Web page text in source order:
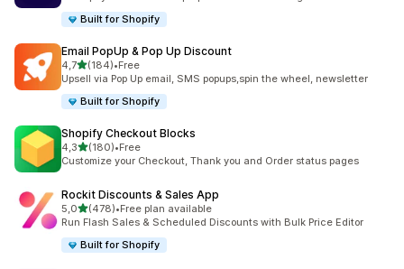
Built for Shopify
Email PopUp & Pop Up Discount
4,7de 5 estrelas
(184)
184 total de avaliações
•Free
Upsell via Pop Up email, SMS popups,spin the wheel, newsletter
Built for Shopify
Shopify Checkout Blocks
4,3de 5 estrelas
(180)
180 total de avaliações
•Free
Customize your Checkout, Thank you and Order status pages
Rockit Discounts & Sales App
5,0de 5 estrelas
(478)
478 total de avaliações
•Free plan available
Run Flash Sales & Scheduled Discounts with Bulk Price Editor
Built for Shopify